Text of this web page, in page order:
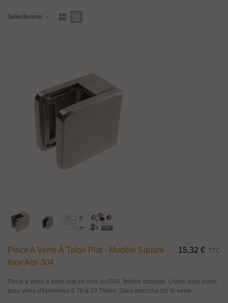
Sélectionner
Pince A Verre À Talon Plat - Modèle Square -
Inox Aisi 304
15,32 € TTC
Pince à verre à talon plat en inox aisi304, finition brossée. Livrée avec joints
pour verre d'épaisseur 6.76 à 10.76mm. Sans encoche sur le verre.